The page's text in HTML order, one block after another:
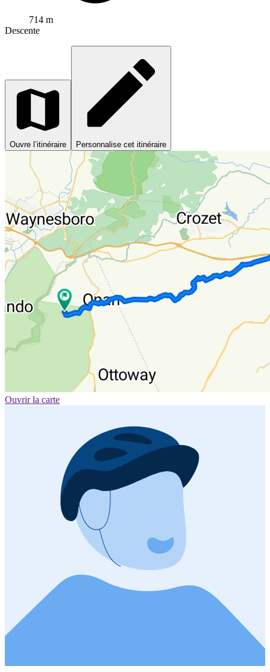
714 m
Descente
Ouvre l’itinéraire Personnalise cet itinéraire
Ouvrir la carte